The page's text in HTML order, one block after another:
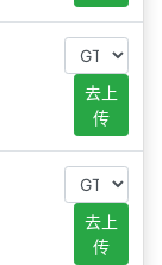
去上
传
去上
传